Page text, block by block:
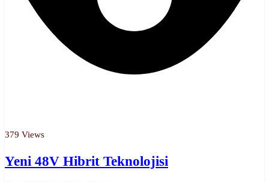
379 Views
Yeni 48V Hibrit Teknolojisi